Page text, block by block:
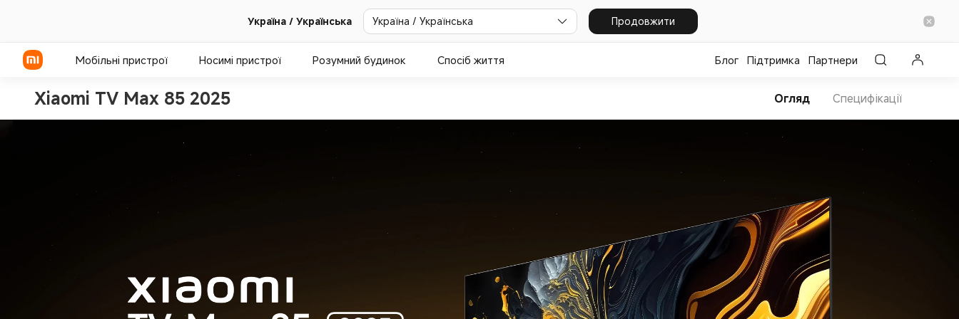
Україна / Українська Україна / Українська Продовжити
Мобільні пристрої Носимі пристрої Розумний будинок Спосіб життя Блог Підтримка Партнери
Xiaomi TV Max 85 2025 Огляд Специфікації